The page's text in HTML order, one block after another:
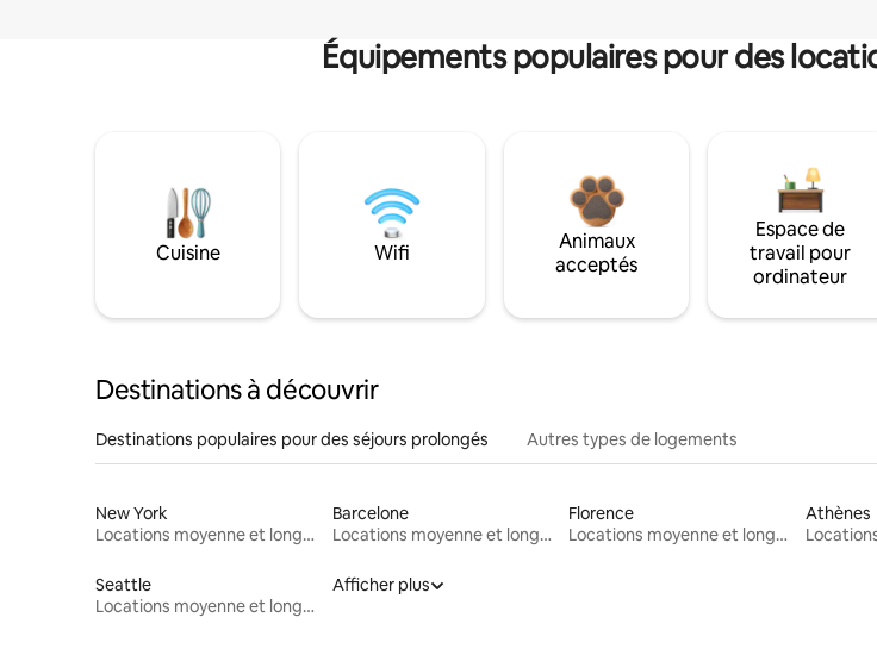
Équipements populaires pour des
Cuisine Wifi
Animaux
acceptés
Espace de
travail pour
ordinateur
Destinations à découvrir
Destinations populaires pour des séjours prolongés Autres types de logements
New York
Locations moyenne et longue durée
Barcelone
Locations moyenne et longue durée
Florence
Locations moyenne et longue durée
Athènes
Seattle
Locations moyenne et longue durée
Afficher plus